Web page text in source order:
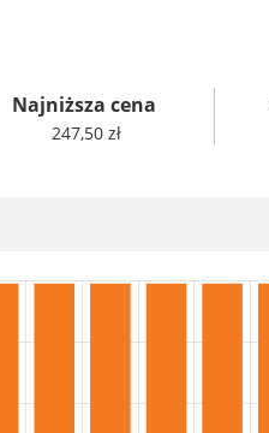
Najniższa cena
247,50 zł